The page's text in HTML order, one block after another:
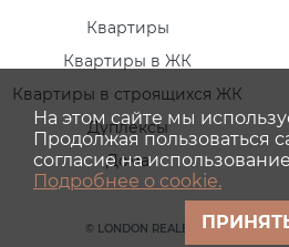
Квартиры
Квартиры в ЖК
Квартиры в строящихся ЖК
Дуплексы
Дома
© LONDON REALESTATE 2026.
На этом сайте мы
Продолжая пользоваться
согласие на
Подробнее о cookie.